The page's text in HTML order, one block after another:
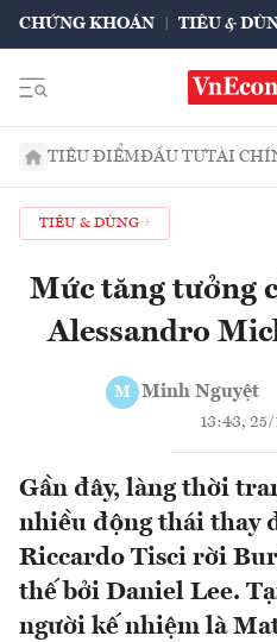
CHỨNG KHOÁN TIÊU &
TIÊU ĐIỂMĐẦU TƯTÀI
TIÊU & DÙNG
Mức tăng tưởng
Alessandro
M Minh Nguyệt
13:43, 25/
Gần đây, làng thời
nhiều động thái thay
Riccardo Tisci rời
thế bởi Daniel Lee.
người kế nhiệm là